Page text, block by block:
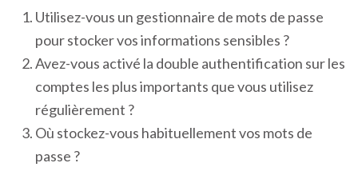
Utilisez-vous un gestionnaire de mots de passe
pour stocker vos informations sensibles ?
Avez-vous activé la double authentification sur les
comptes les plus importants que vous utilisez
régulièrement ?
Où stockez-vous habituellement vos mots de
passe ?